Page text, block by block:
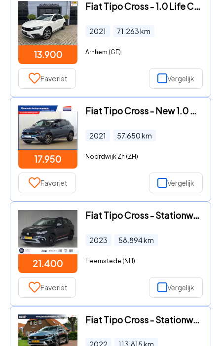
13.900
Fiat Tipo Cross - 1.0 Life Camera|Applecarplay|Cruisecontrol|Stoelverwarming|N
2021 71.263km
Arnhem (GE)
Favoriet Vergelijk
17.950
Fiat Tipo Cross - New 1.0 Firefly 100pk Navi | Adaptive Cruise Control | Ap
2021 57.650km
Noordwijk Zh (ZH)
Favoriet Vergelijk
21.400
Fiat Tipo Cross - Stationwagon 1.5 Hybrid Garmin | Apple-Android | Adaptive Cr
2023 58.894km
Heemstede (NH)
Favoriet Vergelijk
Fiat Tipo Cross - Stationwagon 1.5 Hybrid Garmin Aut. | Adap. Cruise | Stoelve